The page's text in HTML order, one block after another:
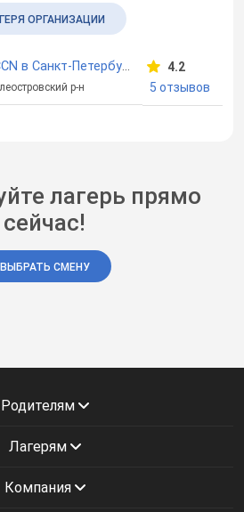
ОРГАНИЗАЦИИ
Профильный класс CCN в Санкт-Петербурге
р-н
4.2
5 отзывов
лагерь прямо
сейчас!
ВЫБРАТЬ СМЕНУ
Родителям
Лагерям
Компания